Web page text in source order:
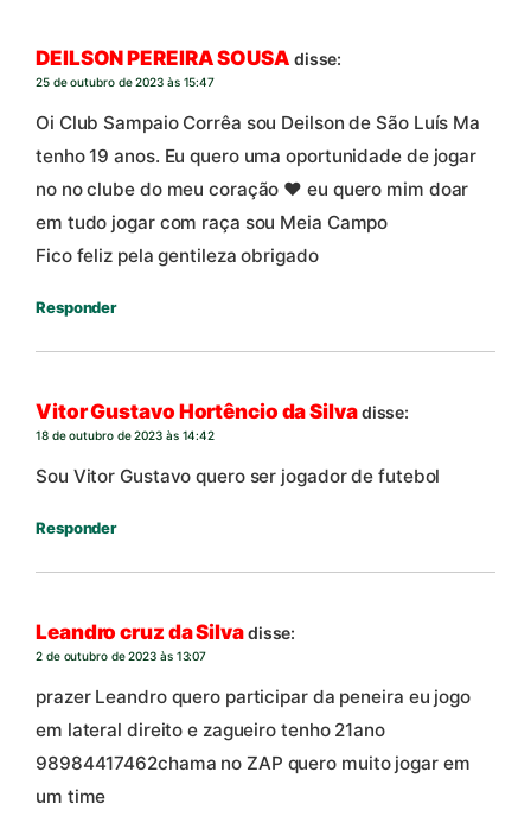
DEILSON PEREIRA SOUSA disse:
25 de outubro de 2023 às 15:47
Oi Club Sampaio Corrêa sou Deilson de São Luís Ma
tenho 19 anos. Eu quero uma oportunidade de jogar
no no clube do meu coração ❤️ eu quero mim doar
em tudo jogar com raça sou Meia Campo
Fico feliz pela gentileza obrigado
Responder
Vitor Gustavo Hortêncio da Silvadisse:
18 de outubro de 2023 às 14:42
Sou Vitor Gustavo quero ser jogador de futebol
Responder
Leandro cruz da Silvadisse:
2 de outubro de 2023 às 13:07
prazer Leandro quero participar da peneira eu jogo
em lateral direito e zagueiro tenho 21ano
98984417462chama no ZAP quero muito jogar em
um time